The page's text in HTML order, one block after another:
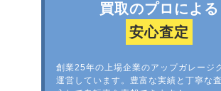
買取のプロによる
安心査定
創業25年の上場企業のアップガレージ
運営しています。豊富な実績と丁寧な